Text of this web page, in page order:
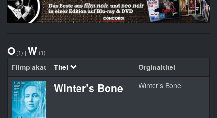
O (1) | W (1)
Filmplakat Titel Orginaltitel
Winter’s Bone Winter’s Bone